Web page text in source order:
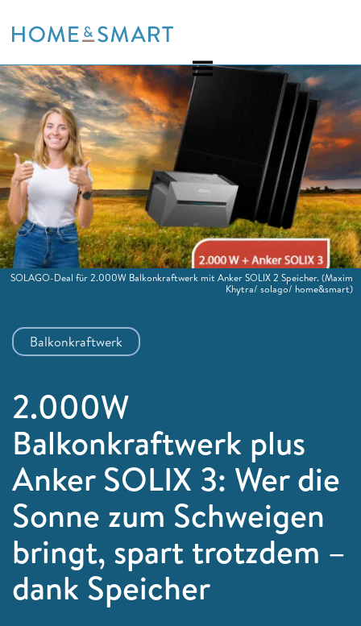
to
Balkonkraftwerk
2.000W
Balkonkraftwerk plus
Anker SOLIX 3: Wer die
Sonne zum Schweigen
bringt, spart trotzdem –
dank Speicher
SOLAGO-Deal für 2.000W Balkonkraftwerk mit Anker SOLIX 2 Speicher.(Maxim
Khytra/ solago/ home&smart)